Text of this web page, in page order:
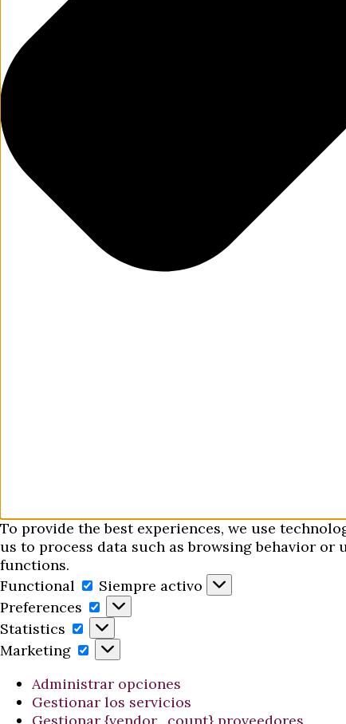
To provide the best experiences, we use
us to process data such as browsing behavior
functions.
Functional
Functional
Siempre activo
Preferences
Preferences
Statistics
Statistics
Marketing
Marketing
Administrar opciones
Gestionar los servicios